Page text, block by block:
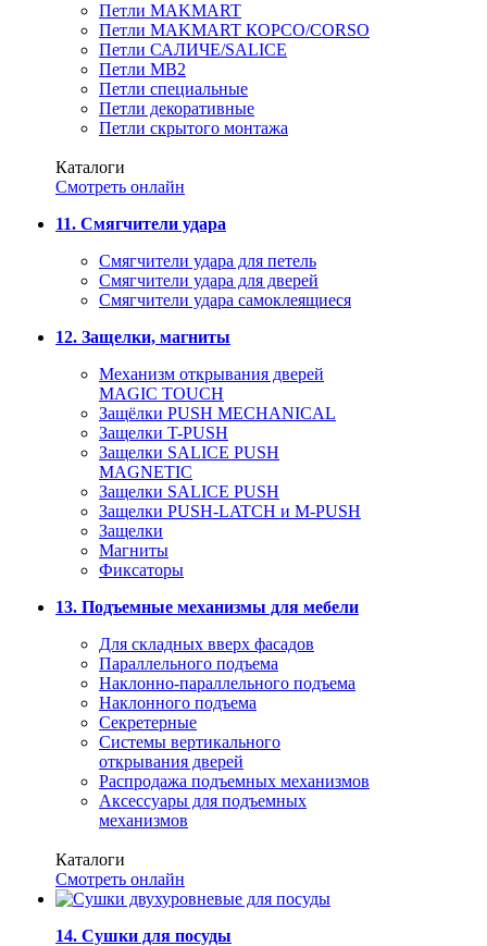
Петли MAKMART
Петли MAKMART КОРСО/CORSO
Петли САЛИЧЕ/SALICE
Петли MB2
Петли специальные
Петли декоративные
Петли скрытого монтажа
Каталоги
Смотреть онлайн
11. Смягчители удара
Смягчители удара для петель
Смягчители удара для дверей
Cмягчители удара самоклеящиеся
12. Защелки, магниты
Механизм открывания дверей
MAGIC TOUCH
Защёлки PUSH MECHANICAL
Защелки T-PUSH
Защелки SALICE PUSH
MAGNETIC
Защелки SALICE PUSH
Защелки PUSH-LATCH и M-PUSH
Защелки
Магниты
Фиксаторы
13. Подъемные механизмы для мебели
Для складных вверх фасадов
Параллельного подъема
Наклонно-параллельного подъема
Наклонного подъема
Секретерные
Системы вертикального
открывания дверей
Распродажа подъемных механизмов
Аксессуары для подъемных
механизмов
Каталоги
Смотреть онлайн
14. Сушки для посуды